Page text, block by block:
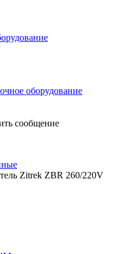
оборудование
сообщение
Zitrek ZBR 260/220V